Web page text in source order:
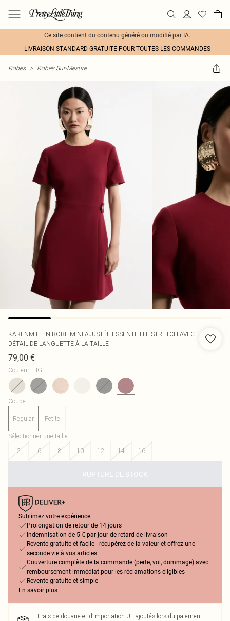
Ce site contient du contenu généré ou modifié par IA.
LIVRAISON STANDARD GRATUITE POUR TOUTES LES COMMANDES
Robes > Robes Sur-Mesure
KARENMILLEN ROBE MINI AJUSTÉE ESSENTIELLE STRETCH AVEC
DÉTAIL DE LANGUETTE À LA TAILLE
79,00 €
Couleur: FIG
Coupe:
Regular Petite
Sélectionner une taille:
2
6 8 10 12 14 16
RUPTURE DE STOCK
Sublimez votre expérience
Prolongation de retour de 14 jours
Indemnisation de 5 € par jour de retard de livraison
Revente gratuite et facile - récupérez de la valeur et offrez une
seconde vie à vos articles.
Couverture complète de la commande (perte, vol, dommage) avec
remboursement immédiat pour les réclamations éligibles
Revente gratuite et simple
En savoir plus
Frais de douane et d’importation UE ajoutés lors du paiement.